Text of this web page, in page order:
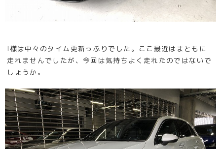
I様は中々のタイム更新っぷりでした。ここ最近はまともに
走れませんでしたが、今回は気持ちよく走れたのではないで
しょうか。